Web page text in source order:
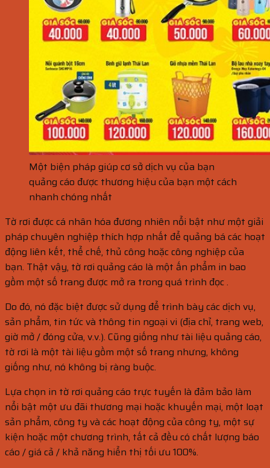
Một biện pháp giúp cơ sở dịch vụ của bạn
quảng cáo được thương hiệu của bạn một cách
nhanh chóng nhất
Tờ rơi được cá nhân hóa đương nhiên nổi bật như một giải
pháp chuyên nghiệp thích hợp nhất để quảng bá các hoạt
động liên kết, thể chế, thủ công hoặc công nghiệp của
bạn. Thật vậy, tờ rơi quảng cáo là một ấn phẩm in bao
gồm một số trang được mở ra trong quá trình đọc .
Do đó, nó đặc biệt được sử dụng để trình bày các dịch vụ,
sản phẩm, tin tức và thông tin ngoại vi (địa chỉ, trang web,
giờ mở / đóng cửa, v.v.). Cũng giống như tài liệu quảng cáo,
tờ rơi là một tài liệu gồm một số trang nhưng, không
giống như, nó không bị ràng buộc.
Lựa chọn in tờ rơi quảng cáo trực tuyến là đảm bảo làm
nổi bật một ưu đãi thương mại hoặc khuyến mại, một loạt
sản phẩm, công ty và các hoạt động của công ty, một sự
kiện hoặc một chương trình, tất cả đều có chất lượng báo
cáo / giá cả / khả năng hiển thị tối ưu 100%.